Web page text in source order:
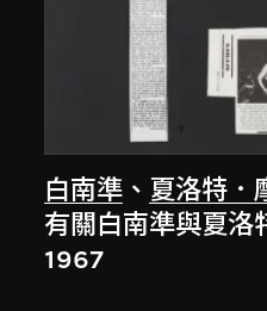
白南準 、 夏洛特．
有關白南準與夏洛
1967